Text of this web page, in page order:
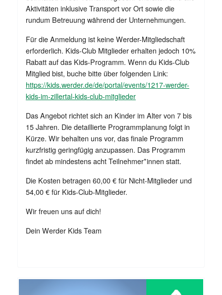
Aktivitäten inklusive Transport vor Ort sowie die
rundum Betreuung während der Unternehmungen.
Für die Anmeldung ist keine Werder-Mitgliedschaft
erforderlich. Kids-Club Mitglieder erhalten jedoch 10%
Rabatt auf das Kids-Programm. Wenn du Kids-Club
Mitglied bist, buche bitte über folgenden Link:
https://kids.werder.de/de/portal/events/1217-werder-
kids-im-zillertal-kids-club-mitglieder
Das Angebot richtet sich an Kinder im Alter von 7 bis
15 Jahren. Die detaillierte Programmplanung folgt in
Kürze. Wir behalten uns vor, das finale Programm
kurzfristig geringfügig anzupassen. Das Programm
findet ab mindestens acht Teilnehmer*innen statt.
Die Kosten betragen 60,00 € für Nicht-Mitglieder und
54,00 € für Kids-Club-Mitglieder.
Wir freuen uns auf dich!
Dein Werder Kids Team